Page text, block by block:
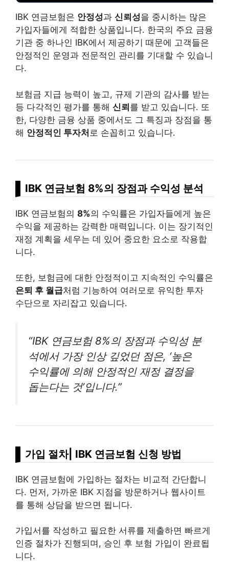
IBK 연금보험은 안정성과 신뢰성을 중시하는 많은
가입자들에게 적합한 상품입니다. 한국의 주요 금융
기관 중 하나인 IBK에서 제공하기 때문에 고객들은
안정적인 운영과 전문적인 관리를 기대할 수 있습니
다.
보험금 지급 능력이 높고, 규제 기관의 감사를 받는
등 다각적인 평가를 통해 신뢰를 받고 있습니다. 또
한, 다양한 금융 상품 중에서도 그 특징과 장점을 통
해 안정적인 투자처 로 손꼽히고 있습니다.
IBK 연금보험 8%의 장점과 수익성 분석
IBK 연금보험의 8%의 수익률은 가입자들에게 높은
수익을 제공하는 강력한 매력입니다. 이는 장기적인
재정 계획을 세우는 데 있어 중요한 요소로 작용합
니다.
또한, 보험금에 대한 안정적이고 지속적인 수익률은
은퇴 후 월급처럼 기능하여 여러모로 유익한 투자
수단으로 자리잡고 있습니다.
“IBK 연금보험 8%의 장점과 수익성 분
석에서 가장 인상 깊었던 점은, ‘높은
수익률에 의해 안정적인 재정 결정을
돕는다는 것’입니다.”
가입 절차| IBK 연금보험 신청 방법
IBK 연금보험에 가입하는 절차는 비교적 간단합니
다. 먼저, 가까운 IBK 지점을 방문하거나 웹사이트
를 통해 상담을 받으면 됩니다.
가입서를 작성하고 필요한 서류를 제출하면 빠르게
인증 절차가 진행되며, 승인 후 보험 가입이 완료됩
니다.